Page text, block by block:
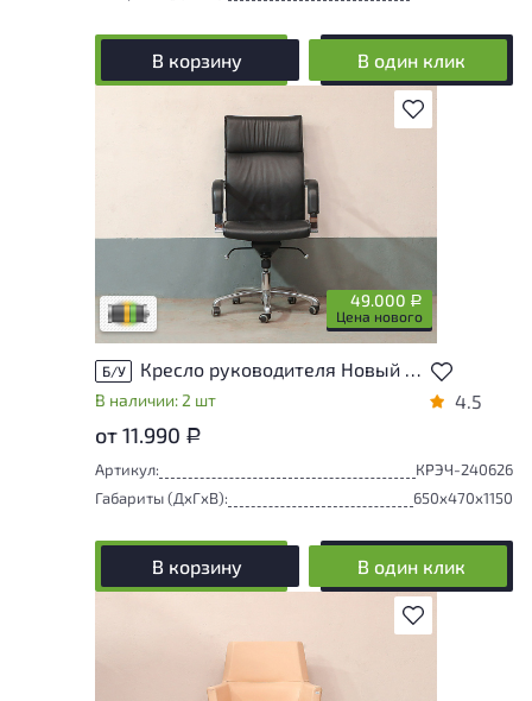
В корзину В один клик
В избранное
49.000 Р
Цена нового
Товар представлен с разной степенью
износа. От незначительных следов
эксплуатации до мелких повреждений, не
влияющих на удобство его
использования. Подробнее об износе в
разделе характеристики.
Разная степень износа
Б/У
В наличии: 2 шт 4.5
от 11.990 Р
Артикул:
КРЭЧ-240626
Габариты (ДxГxВ):
650x470x1150
В корзину В один клик
В избранное